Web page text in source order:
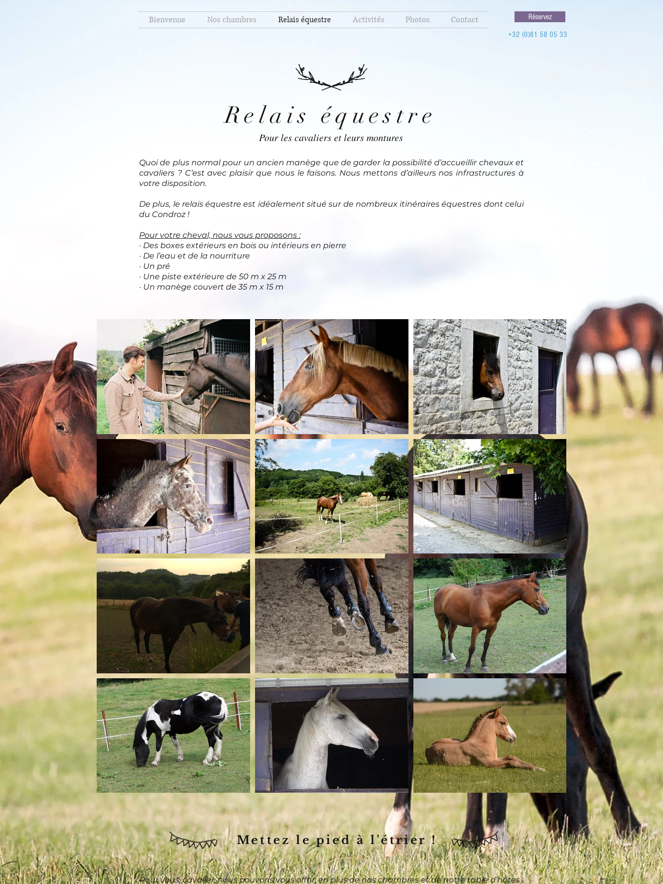
Bienvenue Nos chambres Relais équestre Activités Photos Contact
Réservez
+32 (0)81 58 05 33
Relais équestre
Pour les cavaliers et leurs montures
Quoi de plus normal pour un ancien manège que de garder la possibilité d’accueillir chevaux et
cavaliers ? C’est avec plaisir que nous le faisons. Nous mettons d’ailleurs nos infrastructures à
votre disposition.
De plus, le relais équestre est idéalement situé sur de nombreux itinéraires équestres dont celui
du Condroz !
Pour votre cheval, nous vous proposons :
· Des boxes extérieurs en bois ou intérieurs en pierre
· De l’eau et de la nourriture
· Un pré
· Une piste extérieure de 50 m x 25 m
· Un manège couvert de 35 m x 15 m
Mettez le pied à l'étrier !
Pour vous, cavalier, nous pouvons vous offrir, en plus de nos chambres et de notre table d’hôtes :